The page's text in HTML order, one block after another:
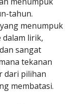
tahun.
menumpuk
dalam lirik,
sangat
tekanan
dari pilihan
membatasi.